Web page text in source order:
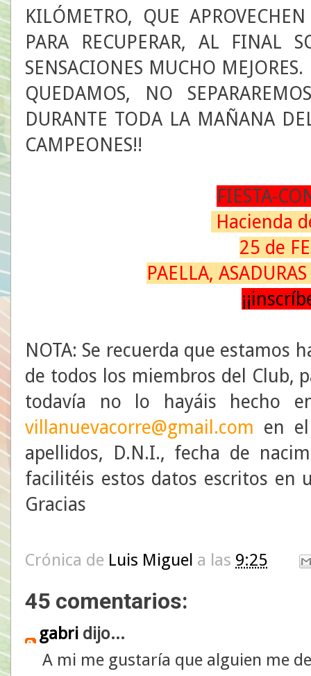
KILÓMETRO, QUE
PARA RECUPERAR, AL FINAL
SENSACIONES MUCHO
QUEDAMOS, NO
DURANTE TODA LA MAÑANA
CAMPEONES!!
FIESTA-
Hacienda
25 de
PAELLA,
NOTA: Se recuerda que estamos
de todos los miembros del Club,
todavía no lo hayáis hecho
villanuevacorre@gmail.com en
apellidos, D.N.I., fecha de
facilitéis estos datos escritos en
Gracias
Crónica de Luis Miguel a las 9:25
45 comentarios:
gabri dijo...
A mi me gustaría que alguien me